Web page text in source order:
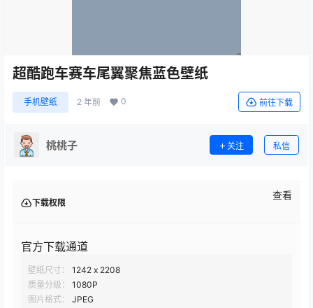
超酷跑车赛车尾翼聚焦蓝色壁纸
手机壁纸 2 年前 0 前往下载
桃桃子 关注 私信
下载权限
查看
官方下载通道
壁纸尺寸：
1242 x 2208
质量分级：
1080P
图片格式：
JPEG